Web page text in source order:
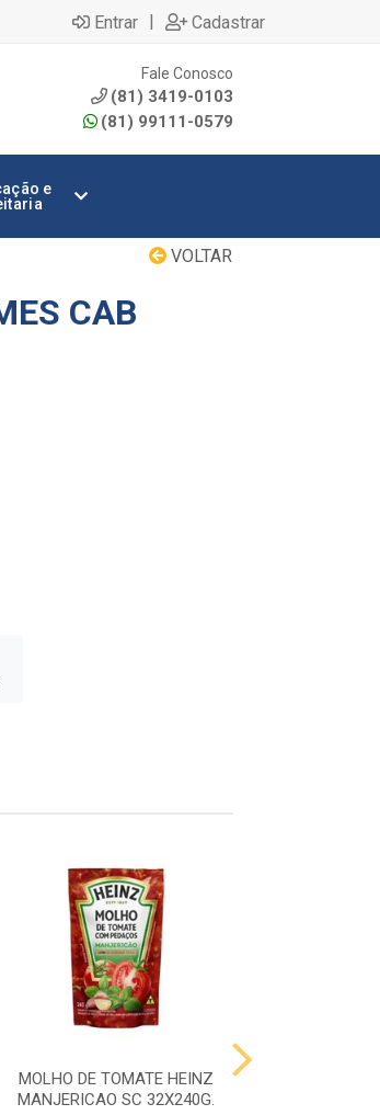
Entrar | Cadastrar
Fale Conosco
(81) 3419-0103
(81) 99111-0579
e
VOLTAR
CAB
MOLHO DE TOMATE HEINZ
MANJERICAO SC 32X240G.